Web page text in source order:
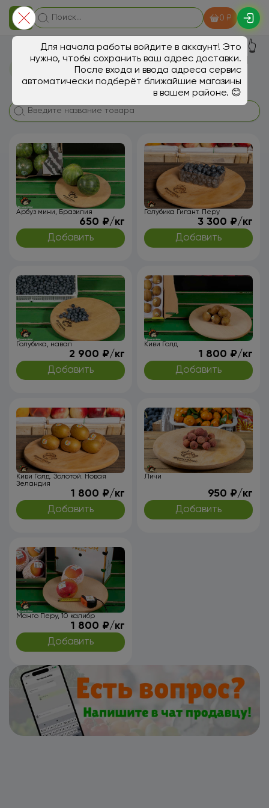
0 ₽
Для начала работы войдите в аккаунт! Это
нужно, чтобы сохранить ваш адрес доставки.
После входа и ввода адреса сервис
автоматически подберёт ближайшие магазины
в вашем районе. 😊
👆
Ягоды, экзотика У Азамата на
Мебельной
Арбуз мини, Бразилия
650 ₽/кг
Добавить
Голубика Гигант. Перу
3 300 ₽/кг
Добавить
Голубика, навал
2 900 ₽/кг
Добавить
Киви Голд
1 800 ₽/кг
Добавить
Киви Голд. Золотой. Новая
Зеландия
1 800 ₽/кг
Добавить
Личи
950 ₽/кг
Добавить
Манго Перу, 10 калибр
1 800 ₽/кг
Добавить